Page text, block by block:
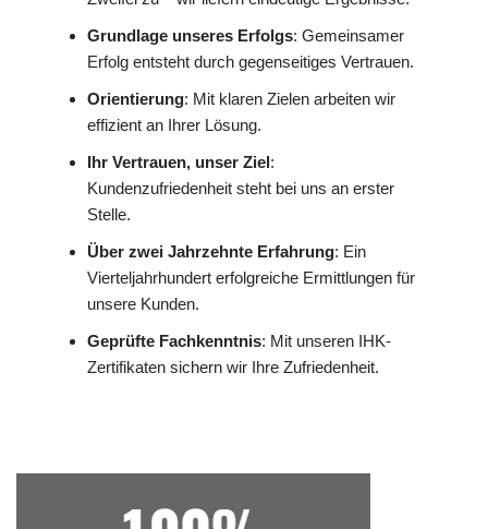
Grundlage unseres Erfolgs: Gemeinsamer
Erfolg entsteht durch gegenseitiges Vertrauen.
Orientierung: Mit klaren Zielen arbeiten wir
effizient an Ihrer Lösung.
Ihr Vertrauen, unser Ziel:
Kundenzufriedenheit steht bei uns an erster
Stelle.
Über zwei Jahrzehnte Erfahrung: Ein
Vierteljahrhundert erfolgreiche Ermittlungen für
unsere Kunden.
Geprüfte Fachkenntnis: Mit unseren IHK-
Zertifikaten sichern wir Ihre Zufriedenheit.